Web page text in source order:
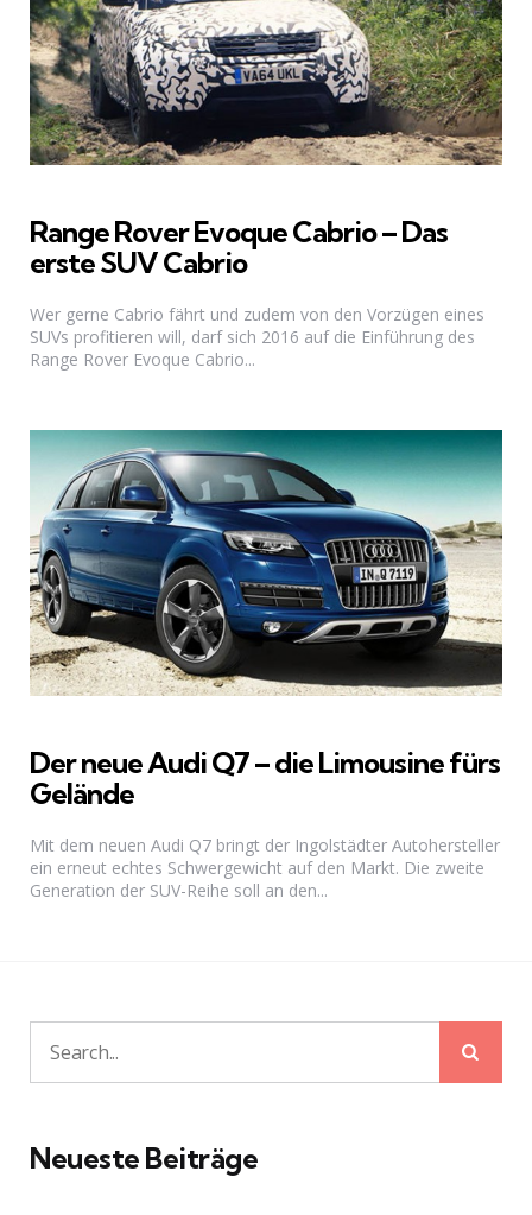
Range Rover Evoque Cabrio – Das
erste SUV Cabrio
Wer gerne Cabrio fährt und zudem von den Vorzügen eines
SUVs profitieren will, darf sich 2016 auf die Einführung des
Range Rover Evoque Cabrio...
Der neue Audi Q7 – die Limousine fürs
Gelände
Mit dem neuen Audi Q7 bringt der Ingolstädter Autohersteller
ein erneut echtes Schwergewicht auf den Markt. Die zweite
Generation der SUV-Reihe soll an den...
Search
for:
Neueste Beiträge